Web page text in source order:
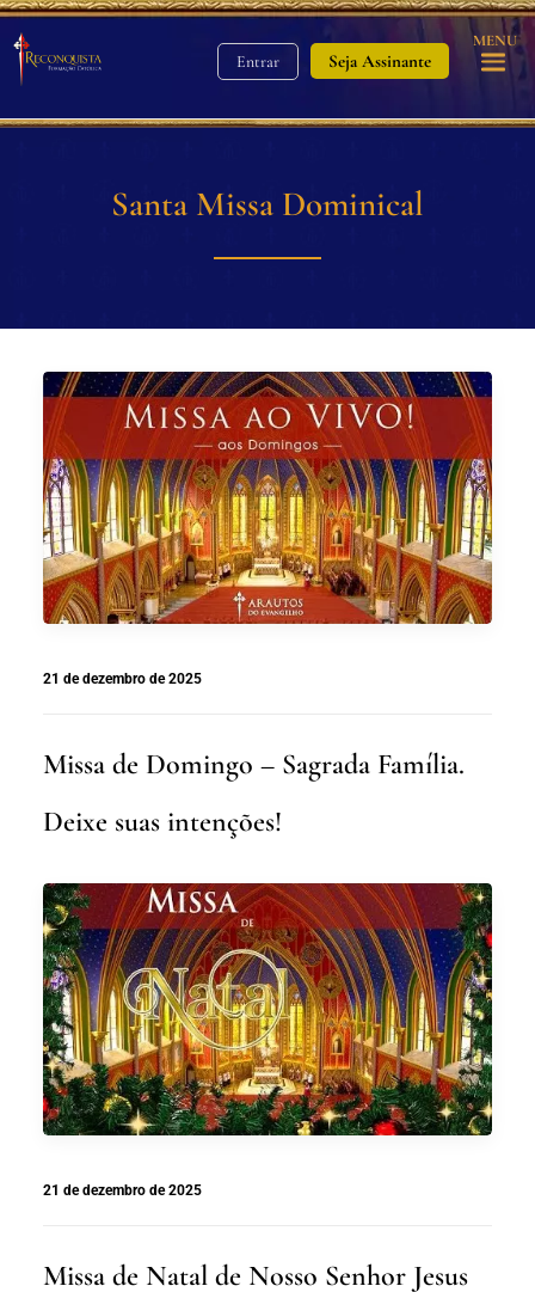
Entrar Seja Assinante
MENU
Santa Missa Dominical
21 de dezembro de 2025
Missa de Domingo – Sagrada Família.
Deixe suas intenções!
21 de dezembro de 2025
Missa de Natal de Nosso Senhor Jesus